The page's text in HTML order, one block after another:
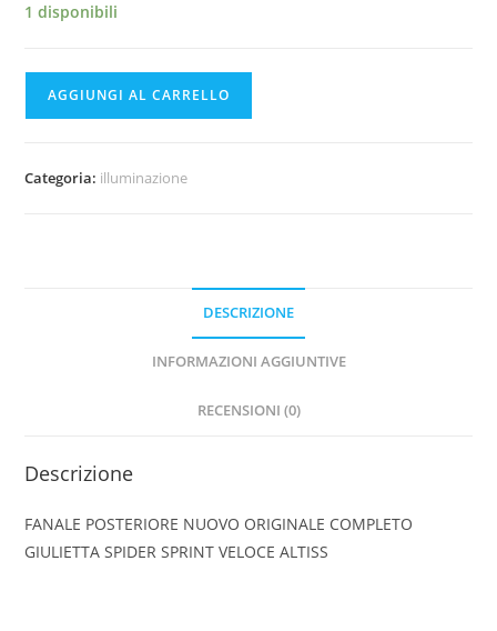
1 disponibili
ORIGINALE
AGGIUNGI AL CARRELLO
Categoria: illuminazione
DESCRIZIONE
INFORMAZIONI AGGIUNTIVE
RECENSIONI (0)
Descrizione
FANALE POSTERIORE NUOVO ORIGINALE COMPLETO
GIULIETTA SPIDER SPRINT VELOCE ALTISS